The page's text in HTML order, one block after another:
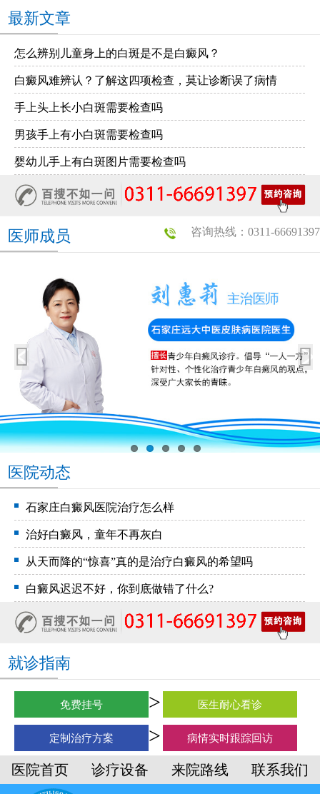
最新文章
怎么辨别儿童身上的白斑是不是白癜风？
白癜风难辨认？了解这四项检查，莫让诊断误了病情
手上头上长小白斑需要检查吗
男孩手上有小白斑需要检查吗
婴幼儿手上有白斑图片需要检查吗
咨询热线：0311-66691397
医师成员
医院动态
石家庄白癜风医院治疗怎么样
治好白癜风，童年不再灰白
从天而降的“惊喜”真的是治疗白癜风的希望吗
白癜风迟迟不好，你到底做错了什么?
就诊指南
免费挂号 医生耐心看诊
定制治疗方案 病情实时跟踪回访
医院首页 诊疗设备 来院路线 联系我们